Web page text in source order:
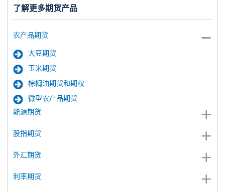
了解更多期货产品
农产品期货
大豆期货
玉米期货
棕榈油期货和期权
微型农产品期货
能源期货
股指期货
外汇期货
利率期货